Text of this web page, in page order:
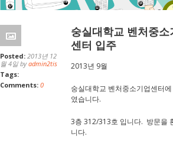
Posted: 2013년 12
월 4일 byadmin2tis
Tags:
Comments: 0
숭실대학교 벤처중소
센터 입주
2013년 9월
숭실대학교 벤처중소기업센터
였습니다.
3층 312/313호 입니다. 방문을
니다.